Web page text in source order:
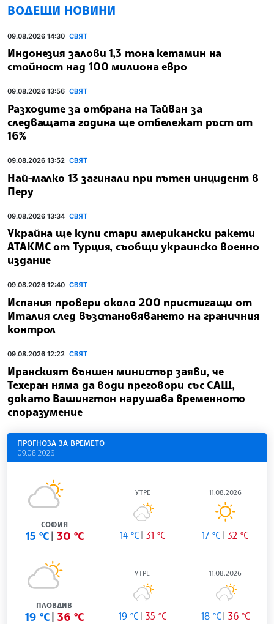
ВОДЕЩИ НОВИНИ
09.08.2026 14:30 СВЯТ
Индонезия залови 1,3 тона кетамин на
стойност над 100 милиона евро
09.08.2026 13:56 СВЯТ
Разходите за отбрана на Тайван за
следващата година ще отбележат ръст от
16%
09.08.2026 13:52 СВЯТ
Най-малко 13 загинали при пътен инцидент в
Перу
09.08.2026 13:34 СВЯТ
Украйна ще купи стари американски ракети
АТАКМС от Турция, съобщи украинско военно
издание
09.08.2026 12:40 СВЯТ
Испания провери около 200 пристигащи от
Италия след възстановяването на граничния
контрол
09.08.2026 12:22 СВЯТ
Иранският външен министър заяви, че
Техеран няма да води преговори със САЩ,
докато Вашингтон нарушава временното
споразумение
ПРОГНОЗА ЗА ВРЕМЕТО
09.08.2026
СОФИЯ
15 °C 30 °C
УТРЕ
14 °C 31 °C
11.08.2026
17 °C 32 °C
ПЛОВДИВ
19 °C 36 °C
УТРЕ
19 °C 35 °C
11.08.2026
18 °C 36 °C